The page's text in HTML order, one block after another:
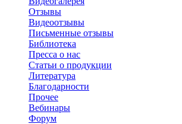
Отзывы
Видеоотзывы
Письменные отзывы
Библиотека
Пресса о нас
Статьи о продукции
Литература
Благодарности
Прочее
Вебинары
Форум